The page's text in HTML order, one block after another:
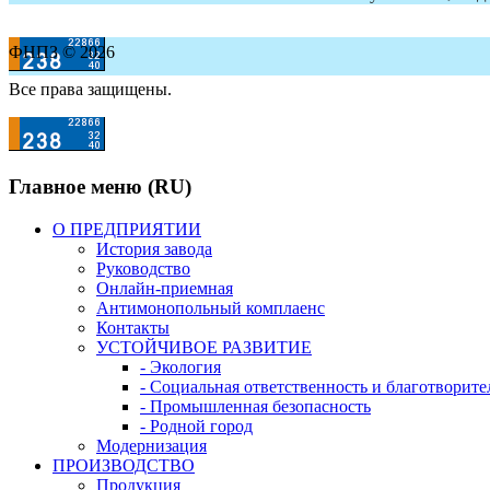
ФНПЗ © 2026
Все права защищены.
Главное меню (RU)
О ПРЕДПРИЯТИИ
История завода
Руководство
Онлайн-приемная
Антимонопольный комплаенс
Контакты
УСТОЙЧИВОЕ РАЗВИТИЕ
- Экология
- Социальная ответственность и
- Промышленная безопасность
- Родной город
Модернизация
ПРОИЗВОДСТВО
Продукция